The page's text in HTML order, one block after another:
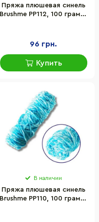
Пряжа плюшевая синель
Brushme PP112, 100 грамм,
96 грн.
Купить
В наличии
Пряжа плюшевая синель
Brushme PP110, 100 грамм,